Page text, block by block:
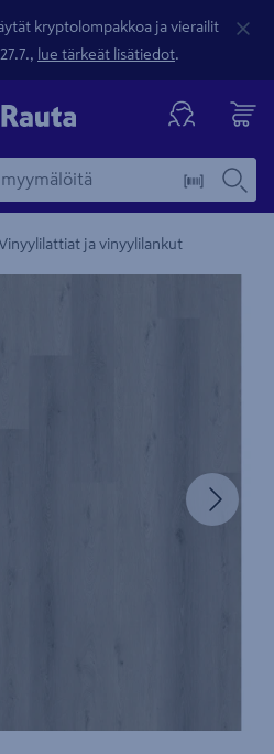
kryptolompakkoa ja vierailit
lue tärkeät lisätiedot.
ja vinyylilankut
Tuotteen kuvaus -